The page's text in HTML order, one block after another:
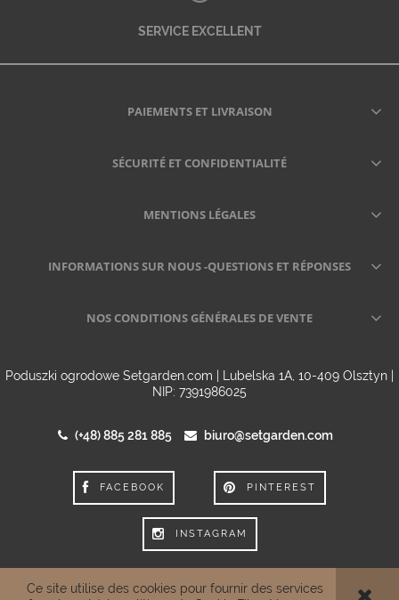
Ce site utilise des cookies pour fournir des services
SERVICE EXCELLENT
PAIEMENTS ET LIVRAISON
SÉCURITÉ ET CONFIDENTIALITÉ
MENTIONS LÉGALES
INFORMATIONS SUR NOUS -QUESTIONS ET RÉPONSES
NOS CONDITIONS GÉNÉRALES DE VENTE
Poduszki ogrodowe Setgarden.com | Lubelska 1A, 10-409 Olsztyn |
NIP: 7391986025
(+48) 885 281 885 biuro@setgarden.com
FACEBOOK PINTEREST
INSTAGRAM